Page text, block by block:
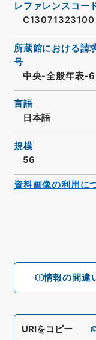
情報の間違
レファレンスコー
C13071323100
所蔵館における請
号
中央-全般年表-
言語
日本語
規模
56
URIをコピー
資料画像の利用に